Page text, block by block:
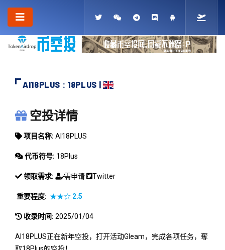
AI18PLUS : 18PLUS |
AI18PLUS
空投详情
项目名称: AI18PLUS
代币符号: 18Plus
领取需求: 需申请 Twitter
重要程度: ★★☆ 2.5
收录时间: 2025/01/04
AI18PLUS正在新年空投，打开活动Gleam，完成各项任务，奪